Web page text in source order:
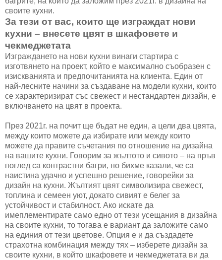
своите кухни.
За тези от вас, които ще изграждат нови
кухни – внесете цвят в шкафовете и
чекмеджетата
Изграждането на нови кухни винаги стартира с
изготвянето на проект, който е максимално съобразен с
изискванията и предпочитанията на клиента. Един от
най-лесните начини за създаване на модели кухни, които
се характеризират със свежест и нестандартен дизайн, е
включването на цвят в проекта.
През 2021г. на почит ще бъдат не един, а цели два цвята,
между които можете да избирате или между които
можете да правите съчетания по отношение на дизайна
на вашите кухни. Говорим за жълтото и сивото – на пръв
поглед са контрастни багри, но бихме казали, че са
наистина удачно и успешно решение, говорейки за
дизайн на кухни. Жълтият цвят символизира свежест,
топлина и семеен уют, докато сивият е белег за
устойчивост и стабилност. Ако искате да
имеплементирате само едно от тези усещания в дизайна
на своите кухни, то тогава е вариант да заложите само
на единия от тези цветове. Опция е и да създадете
страхотна комбинация между тях – изберете дизайн за
своите кухни, в който шкафовете и чекмеджетата ви да